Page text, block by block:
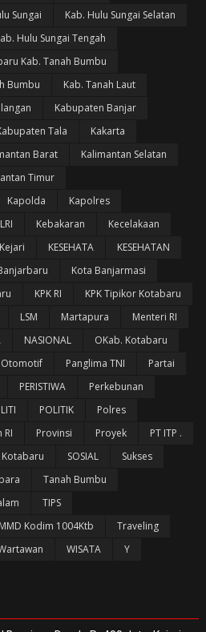
Sungai
Kab. Hulu Sungai Selatan
Hulu Sungai Tengah
Kab. Tanah Bumbu
Bumbu
Kab. Tanah Laut
Kabupaten Banjar
Tala
Kakarta
Barat
Kalimantan Selatan
Timur
Kapolda
Kapolres
Kebakaran
Kecelakaan
Kejari KESEHATA
KESEHATAN
Kota Banjarmasi
KPK RI
KPK Tipikor Kotabaru
LSM Martapura
Menteri RI
NASIONAL
OKab. Kotabaru
Otomotif Panglima TNI
Partai
PERISTIWA
Perkebunan
POLITIK
Polres
RI Provinsi Proyek
PT ITP .
Kotabaru SOSIAL
Sukses
Tanah Bumbu
TIPS
Kodim 1004Ktb
Traveling
WISATA
Y